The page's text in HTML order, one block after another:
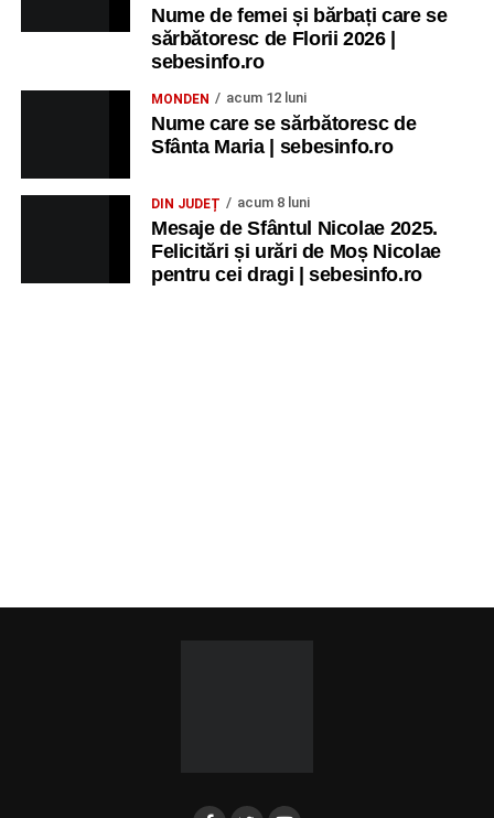
Nume de femei și bărbați care se
sărbătoresc de Florii 2026 |
sebesinfo.ro
MONDEN acum 12 luni
Nume care se sărbătoresc de
Sfânta Maria | sebesinfo.ro
DIN JUDEȚ acum 8 luni
Mesaje de Sfântul Nicolae 2025.
Felicitări și urări de Moș Nicolae
pentru cei dragi | sebesinfo.ro